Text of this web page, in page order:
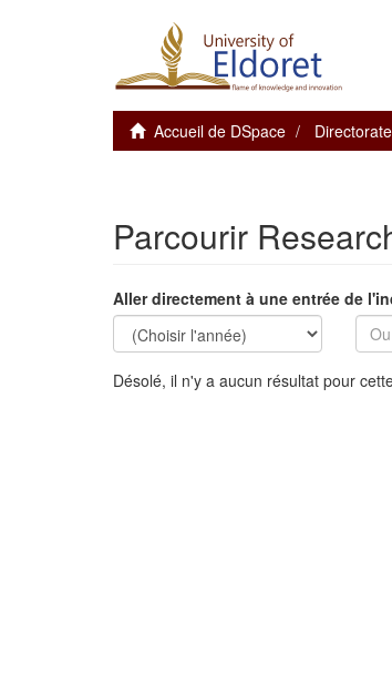
Accueil de DSpace
Parcourir
Aller directement à une entrée de
Désolé, il n'y a aucun résultat pour